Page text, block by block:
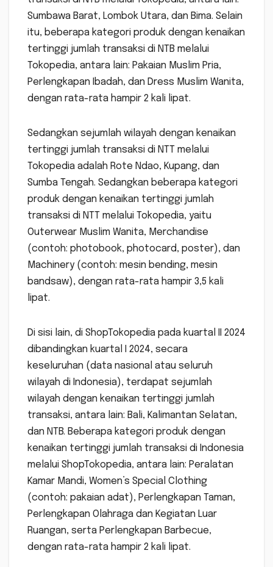
Sumbawa Barat, Lombok Utara, dan Bima. Selain
itu, beberapa kategori produk dengan kenaikan
tertinggi jumlah transaksi di NTB melalui
Tokopedia, antara lain: Pakaian Muslim Pria,
Perlengkapan Ibadah, dan Dress Muslim Wanita,
dengan rata-rata hampir 2 kali lipat.
Sedangkan sejumlah wilayah dengan kenaikan
tertinggi jumlah transaksi di NTT melalui
Tokopedia adalah Rote Ndao, Kupang, dan
Sumba Tengah. Sedangkan beberapa kategori
produk dengan kenaikan tertinggi jumlah
transaksi di NTT melalui Tokopedia, yaitu
Outerwear Muslim Wanita, Merchandise
(contoh: photobook, photocard, poster), dan
Machinery (contoh: mesin bending, mesin
bandsaw), dengan rata-rata hampir 3,5 kali
lipat.
Di sisi lain, di ShopTokopedia pada kuartal II 2024
dibandingkan kuartal I 2024, secara
keseluruhan (data nasional atau seluruh
wilayah di Indonesia), terdapat sejumlah
wilayah dengan kenaikan tertinggi jumlah
transaksi, antara lain: Bali, Kalimantan Selatan,
dan NTB. Beberapa kategori produk dengan
kenaikan tertinggi jumlah transaksi di Indonesia
melalui ShopTokopedia, antara lain: Peralatan
Kamar Mandi, Women’s Special Clothing
(contoh: pakaian adat), Perlengkapan Taman,
Perlengkapan Olahraga dan Kegiatan Luar
Ruangan, serta Perlengkapan Barbecue,
dengan rata-rata hampir 2 kali lipat.